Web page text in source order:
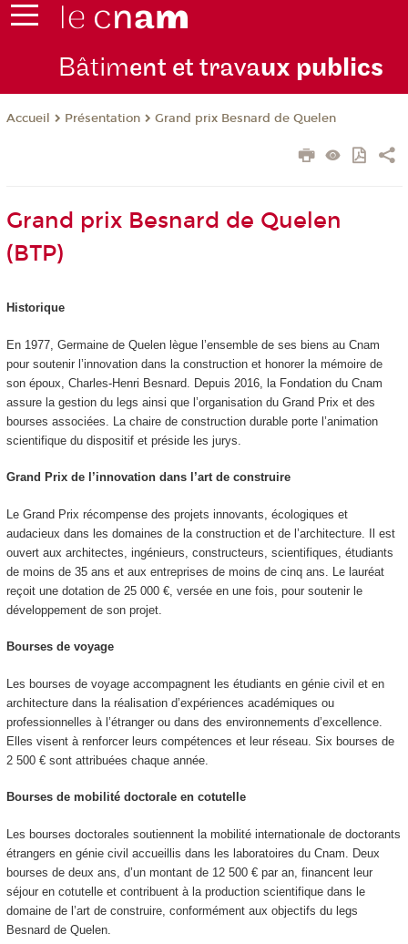
Bâtiment et travaux publics
Accueil Présentation Grand prix Besnard de Quelen
Grand prix Besnard de Quelen
(BTP)
Historique
En 1977, Germaine de Quelen lègue l’ensemble de ses biens au Cnam
pour soutenir l’innovation dans la construction et honorer la mémoire de
son époux, Charles‑Henri Besnard. Depuis 2016, la Fondation du Cnam
assure la gestion du legs ainsi que l’organisation du Grand Prix et des
bourses associées. La chaire de construction durable porte l’animation
scientifique du dispositif et préside les jurys.
Grand Prix de l’innovation dans l’art de construire
Le Grand Prix récompense des projets innovants, écologiques et
audacieux dans les domaines de la construction et de l’architecture. Il est
ouvert aux architectes, ingénieurs, constructeurs, scientifiques, étudiants
de moins de 35 ans et aux entreprises de moins de cinq ans. Le lauréat
reçoit une dotation de 25 000 €, versée en une fois, pour soutenir le
développement de son projet.
Bourses de voyage
Les bourses de voyage accompagnent les étudiants en génie civil et en
architecture dans la réalisation d’expériences académiques ou
professionnelles à l’étranger ou dans des environnements d’excellence.
Elles visent à renforcer leurs compétences et leur réseau. Six bourses de
2 500 € sont attribuées chaque année.
Bourses de mobilité doctorale en cotutelle
Les bourses doctorales soutiennent la mobilité internationale de doctorants
étrangers en génie civil accueillis dans les laboratoires du Cnam. Deux
bourses de deux ans, d’un montant de 12 500 € par an, financent leur
séjour en cotutelle et contribuent à la production scientifique dans le
domaine de l’art de construire, conformément aux objectifs du legs
Besnard de Quelen.